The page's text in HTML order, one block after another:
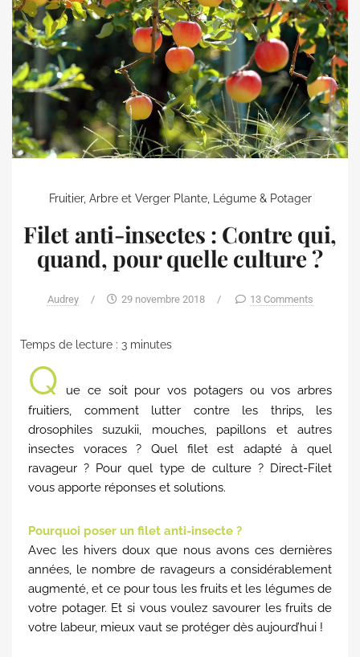
Fruitier, Arbre et Verger Plante, Légume & Potager
Filet anti-insectes : Contre qui,
quand, pour quelle culture ?
Audrey / 29 novembre 2018 / 13 Comments
Temps de lecture : 3 minutes
Q
ue ce soit pour vos potagers ou vos arbres
fruitiers, comment lutter contre les thrips, les
drosophiles suzukii, mouches, papillons et autres
insectes voraces ? Quel filet est adapté à quel
ravageur ? Pour quel type de culture ? Direct-Filet
vous apporte réponses et solutions.
Pourquoi poser un filet anti-insecte ?
Avec les hivers doux que nous avons ces dernières
années, le nombre de ravageurs a considérablement
augmenté, et ce pour tous les fruits et les légumes de
votre potager. Et si vous voulez savourer les fruits de
votre labeur, mieux vaut se protéger dès aujourd’hui !